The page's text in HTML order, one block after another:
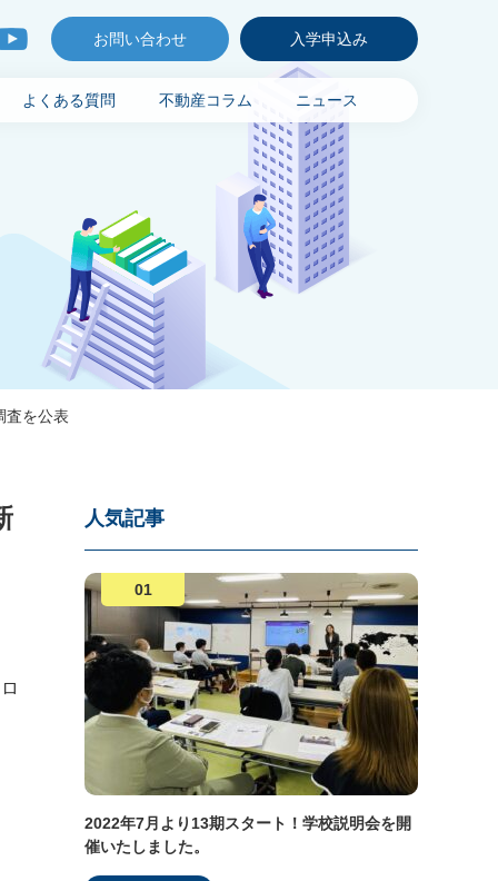
お問い合わせ 入学申込み
よくある質問 不動産コラム ニュース
査を公表
人気記事
2022年7月より13期スタート！学校説明会を開
催いたしました。